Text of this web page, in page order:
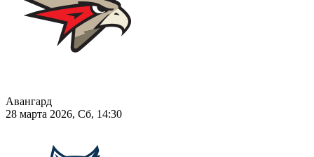
Авангард
28 марта 2026, Сб, 14:30